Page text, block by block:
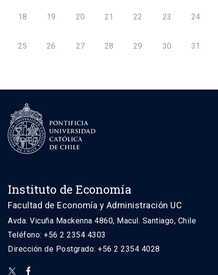
18 19 20 21 22 23 24
25 26 27 28 29 30 31
Instituto de Economía
Facultad de Economía y Administración UC
Avda. Vicuña Mackenna 4860, Macul. Santiago, Chile
Teléfono: +56 2 2354 4303
Dirección de Postgrado: +56 2 2354 4028